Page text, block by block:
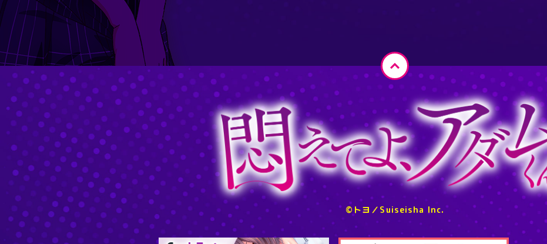
ペ
ジ
ト
ッ
プ
へ
戻
る
©トヨ／Suiseisha Inc.